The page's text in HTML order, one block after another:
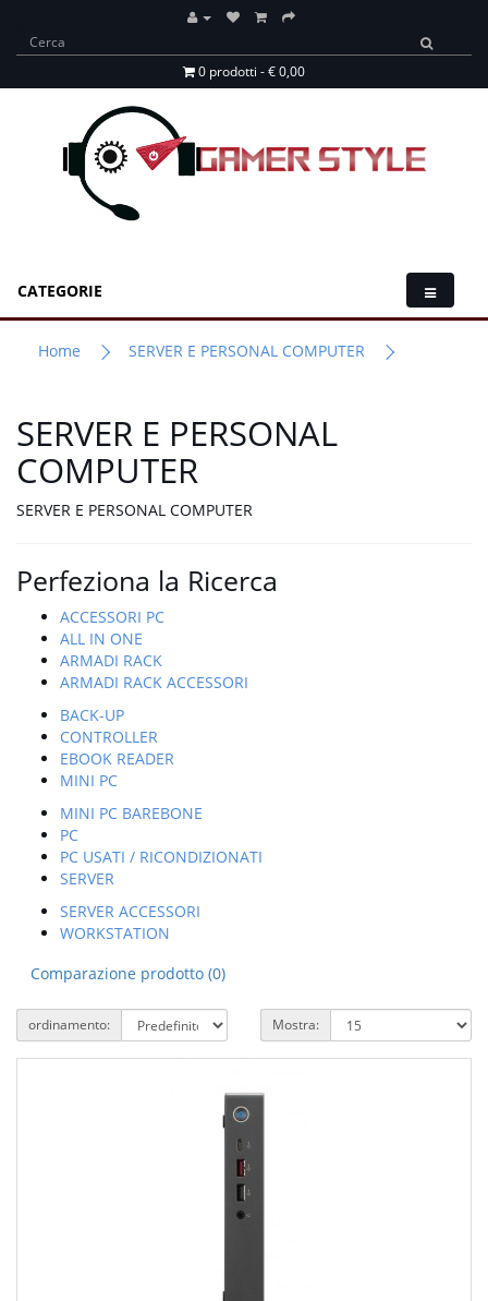
0 prodotti - € 0,00
CATEGORIE
Home SERVER E PERSONAL COMPUTER
SERVER E PERSONAL
COMPUTER
SERVER E PERSONAL COMPUTER
Perfeziona la Ricerca
ACCESSORI PC
ALL IN ONE
ARMADI RACK
ARMADI RACK ACCESSORI
BACK-UP
CONTROLLER
EBOOK READER
MINI PC
MINI PC BAREBONE
PC
PC USATI / RICONDIZIONATI
SERVER
SERVER ACCESSORI
WORKSTATION
Comparazione prodotto (0)
ordinamento: Mostra: